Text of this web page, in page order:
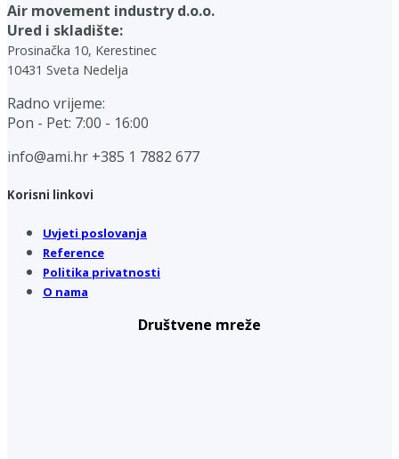
Air movement industry d.o.o.
Ured i skladište:
Prosinačka 10, Kerestinec
10431 Sveta Nedelja
Radno vrijeme:
Pon - Pet: 7:00 - 16:00
info@ami.hr +385 1 7882 677
Korisni linkovi
Uvjeti poslovanja
Reference
Politika privatnosti
O nama
Društvene mreže